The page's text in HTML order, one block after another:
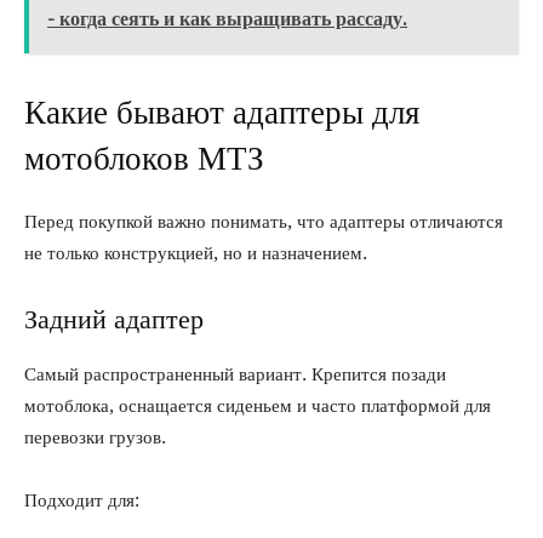
- когда сеять и как выращивать рассаду.
Какие бывают адаптеры для
мотоблоков МТЗ
Перед покупкой важно понимать, что адаптеры отличаются
не только конструкцией, но и назначением.
Задний адаптер
Самый распространенный вариант. Крепится позади
мотоблока, оснащается сиденьем и часто платформой для
перевозки грузов.
Подходит для: